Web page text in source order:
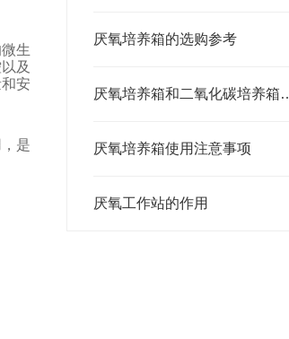
厌氧培养箱的选购参考
厌氧培养箱和
厌氧培养箱使用注意事项
厌氧工作站的作用
生
及
安
是